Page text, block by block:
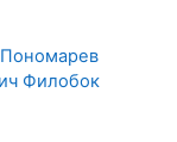
Пономарев
Филобок